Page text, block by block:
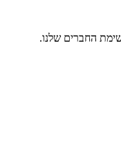
החברים שלנו.